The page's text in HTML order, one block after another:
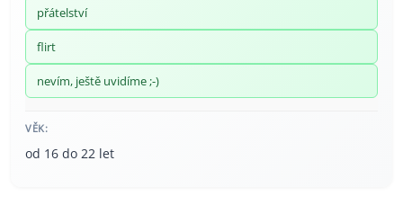
přátelství
flirt
nevím, ještě uvidíme ;-)
VĚK:
od 16 do 22 let